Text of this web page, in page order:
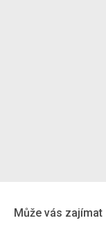
Může vás zajímat